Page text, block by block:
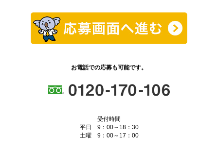
お電話での応募も可能です。
受付時間
平日 9：00～18：30
土曜 9：00～17：00